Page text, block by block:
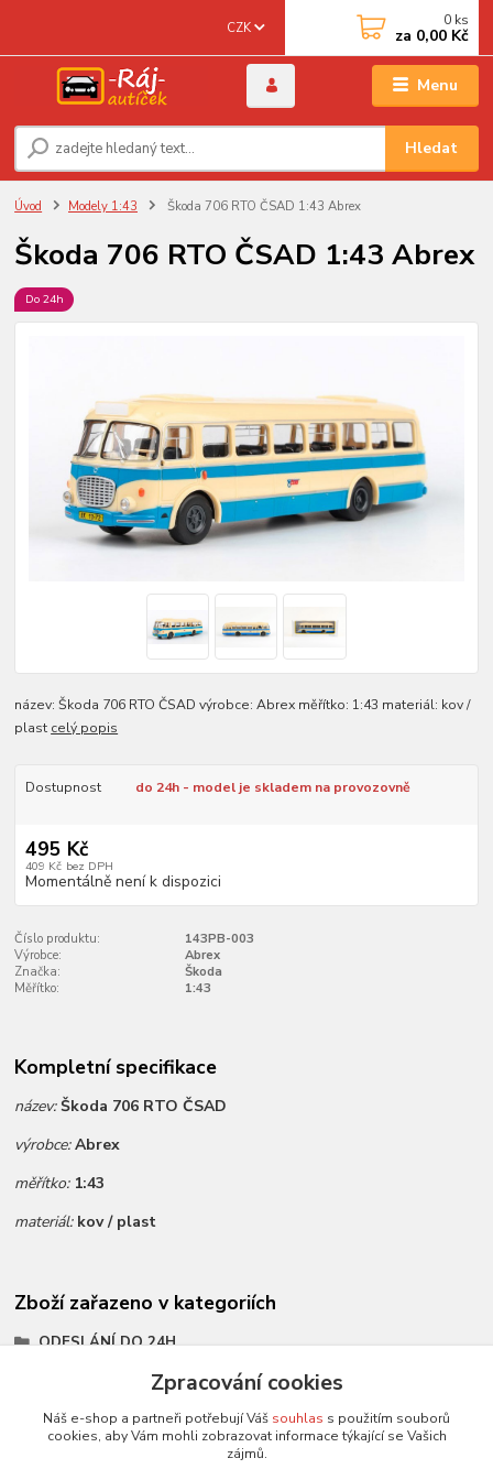
Menu
CZK
Hledat
0 ks
za 0,00 Kč
Úvod Modely 1:43 Škoda 706 RTO ČSAD 1:43 Abrex
Škoda 706 RTO ČSAD 1:43 Abrex
Do 24h
název: Škoda 706 RTO ČSAD výrobce: Abrex měřítko: 1:43 materiál: kov /
plast celý popis
Dostupnost do 24h - model je skladem na provozovně
495 Kč
409 Kč bez DPH
Momentálně není k dispozici
Číslo produktu:
143PB-003
Výrobce:
Abrex
Značka:
Škoda
Měřítko:
1:43
Kompletní specifikace
název:Škoda 706 RTO ČSAD
výrobce:Abrex
měřítko: 1:43
materiál: kov / plast
Zboží zařazeno v kategoriích
ODESLÁNÍ DO 24H
Všechny modely
Modely 1:43
měřítko 1:43
Zpracování cookies
Náš e-shop a partneři potřebují Váš souhlas s použitím souborů
cookies, aby Vám mohli zobrazovat informace týkající se Vašich
zájmů.